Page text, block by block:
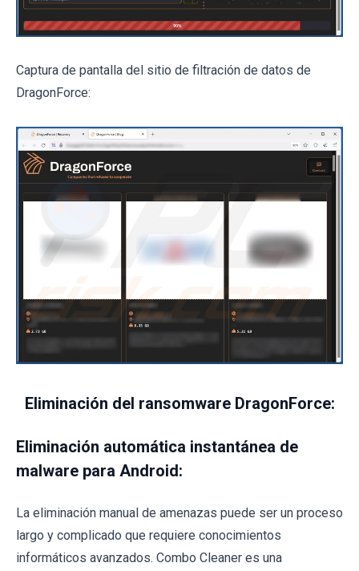
Captura de pantalla del sitio de filtración de datos de
DragonForce:
Eliminación del ransomware DragonForce:
Eliminación automática instantánea de
malware para Android:
La eliminación manual de amenazas puede ser un proceso
largo y complicado que requiere conocimientos
informáticos avanzados. Combo Cleaner es una